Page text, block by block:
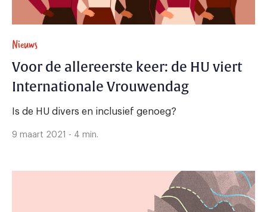
Nieuws
Voor de allereerste keer: de HU viert
Internationale Vrouwendag
Is de HU divers en inclusief genoeg?
9 maart 2021 - 4 min.